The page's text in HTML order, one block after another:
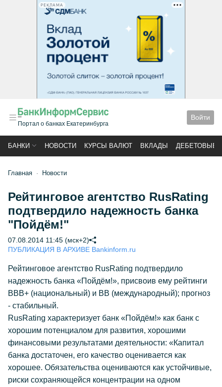
РЕКЛАМА
Портал о банках Екатеринбурга
Войти
БАНКИ НОВОСТИ КУРСЫ ВАЛЮТ ВКЛАДЫ ДЕБЕТОВЫЕ
Главная Новости
Рейтинговое агентство RusRating
подтвердило надежность банка
"Пойдём!"
07.08.2014 11:45 (мск+2)
ПУБЛИКАЦИЯ В АРХИВЕ Bankinform.ru
Рейтинговое агентство RusRating подтвердило
надежность банка «Пойдём!», присвоив ему рейтинги
ВВВ+ (национальный) и ВВ (международный); прогноз
- стабильный.
RusRating характеризует банк «Пойдём!» как банк с
хорошим потенциалом для развития, хорошими
финансовыми результатами деятельности: «Капитал
банка достаточен, его качество оценивается как
хорошее. Обязательства оцениваются как устойчивые,
риски сохраняющейся концентрации на одном